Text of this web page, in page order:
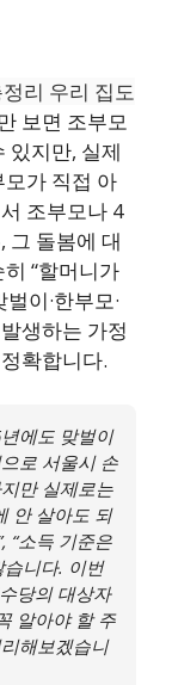
리 우리 집도
보면 조부모
있지만, 실제
가 직접 아
조부모나 4
그 돌봄에 대
“할머니가
이·한부모·
생하는 가정
확합니다.
에도 맞벌이
로 서울시 손
만 실제로는
안 살아도 되
“소득 기준은
습니다. 이번
당의 대상자
알아야 할 주
해보겠습니